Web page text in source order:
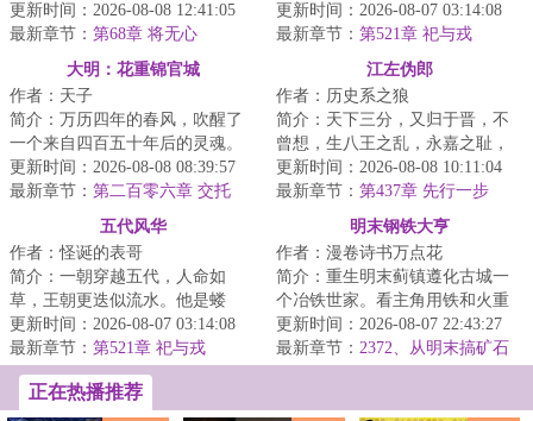
事。...
更新时间：2026-08-08 12:41:05
最新章节： 第68章 将无心
蚁，则撼参天巨树，为棋子，则
破天下局。布衣之志...
更新时间：2026-08-07 03:14:08
最新章节： 第521章 祀与戎
大明：花重锦官城
作者：天子
简介：万历四年的春风，吹醒了
一个来自四百五十年后的灵魂。
他叫陈瑾，华阳县盐商之子。他
曾在武侯祠的森...
更新时间：2026-08-08 08:39:57
最新章节： 第二百零六章 交托
江左伪郎
作者：历史系之狼
简介：天下三分，又归于晋，不
曾想，生八王之乱，永嘉之耻，
五胡乱华，北国沦陷，衣冠南
渡。为了求得一口...
更新时间：2026-08-08 10:11:04
最新章节： 第437章 先行一步
五代风华
作者：怪诞的表哥
简介：一朝穿越五代，人命如
草，王朝更迭似流水。他是蝼
蚁，则撼参天巨树，为棋子，则
破天下局。布衣之志...
更新时间：2026-08-07 03:14:08
最新章节： 第521章 祀与戎
明末钢铁大亨
作者：漫卷诗书万点花
简介：重生明末蓟镇遵化古城一
个冶铁世家。看主角用铁和火重
整万里河山。...
更新时间：2026-08-07 22:43:27
最新章节： 2372、从明末搞矿石
正在热播推荐